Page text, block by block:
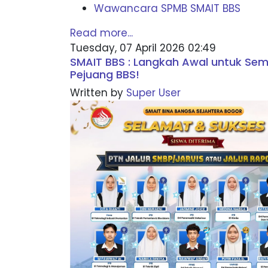
Wawancara SPMB SMAIT BBS
Read more...
Tuesday, 07 April 2026 02:49
SMAIT BBS : Langkah Awal untuk
Pejuang BBS!
Written by Super User